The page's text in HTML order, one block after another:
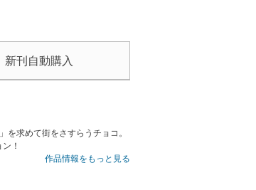
新刊自動購入
求めて街をさすらうチョコ。
！
作品情報をもっと見る